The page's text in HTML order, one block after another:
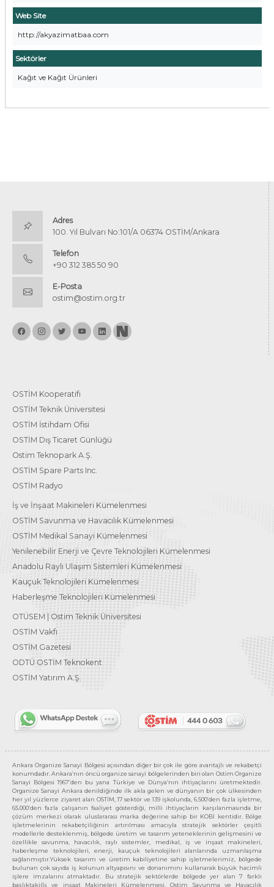
Web Site
http://akyazimatbaa.com
Sektörler
Kağıt ve Kağıt Ürünleri
Adres
100. Yıl Bulvarı No:101/A 06374 OSTİM/Ankara
Telefon
+90 312 385 50 90
E-Posta
ostim@ostim.org.tr
OSTİM Kooperatifi
OSTİM Teknik Üniversitesi
OSTİM İstihdam Ofisi
OSTİM Dış Ticaret Günlüğü
Ostim Teknopark A.Ş.
OSTİM Spare Parts Inc.
OSTİM Radyo
İş ve İnşaat Makineleri Kümelenmesi
OSTİM Savunma ve Havacılık Kümelenmesi
OSTİM Medikal Sanayi Kümelenmesi
Yenilenebilir Enerji ve Çevre Teknolojileri Kümelenmesi
Anadolu Raylı Ulaşım Sistemleri Kümelenmesi
Kauçuk Teknolojileri Kümelenmesi
Haberleşme Teknolojileri Kümelenmesi
OTÜSEM | Ostim Teknik Üniversitesi
OSTİM Vakfı
OSTİM Gazetesi
ODTÜ OSTİM Teknokent
OSTİM Yatırım A.Ş.
Ankara Organize Sanayi Bölgesi açısından diğer bir çok ile göre avantajlı ve rekabetçi
konumdadır. Ankara’nın öncü organize sanayi bölgelerinden biri olan Ostim Organize
Sanayi Bölgesi 1967’den bu yana Türkiye ve Dünya’nın ihtiyaçlarını üretmektedir.
Organize Sanayi Ankara denildiğinde ilk akla gelen ve dünyanın bir çok ülkesinden
her yıl yüzlerce ziyaret alan OSTİM, 17 sektör ve 139 işkolunda, 6.500’den fazla işletme,
65.000’den fazla çalışanın faaliyet gösterdiği, milli ihtiyaçların karşılanmasında bir
çözüm merkezi olarak uluslararası marka değerine sahip bir KOBİ kentidir. Bölge
işletmelerinin rekabetçiliğinin artırılması amacıyla stratejik sektörler çeşitli
modellerle desteklenmiş, bölgede üretim ve tasarım yeteneklerinin gelişmesini ve
özellikle savunma, havacılık, raylı sistemler, medikal, iş ve inşaat makineleri,
haberleşme teknolojileri, enerji, kauçuk teknolojileri alanlarında uzmanlaşma
sağlanmıştır.Yüksek tasarım ve üretim kabiliyetine sahip işletmelerimiz, bölgede
bulunan çok sayıda iş kolunun altyapısını ve donanımını kullanarak büyük hacimli
işlere imzalarını atmaktadır. Bu stratejik sektörlerde bölgede yer alan 7 farklı
başlıktaki(İş ve inşaat Makineleri Kümelenmesi, Ostim Savunma ve Havacılık